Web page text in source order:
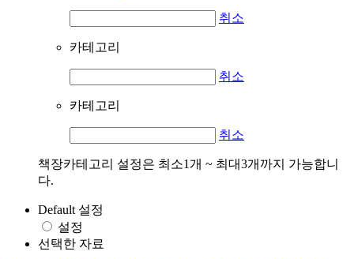
취소
카테고리
취소
카테고리
취소
책장카테고리 설정은 최소1개 ~ 최대3개까지 가능합니
다.
Default 설정
설정
선택한 자료